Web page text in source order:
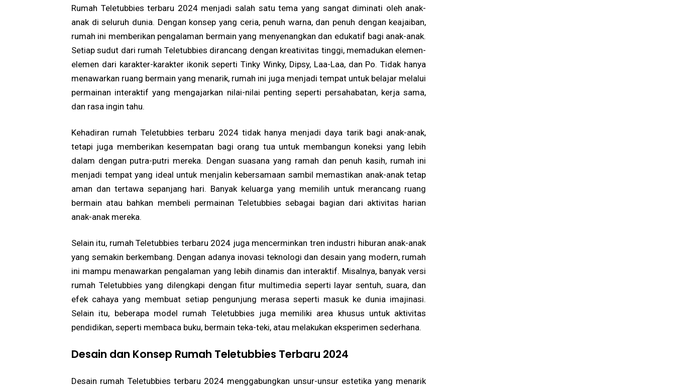
Rumah Teletubbies terbaru 2024 menjadi salah satu tema yang sangat diminati oleh anak-
anak di seluruh dunia. Dengan konsep yang ceria, penuh warna, dan penuh dengan keajaiban,
rumah ini memberikan pengalaman bermain yang menyenangkan dan edukatif bagi anak-anak.
Setiap sudut dari rumah Teletubbies dirancang dengan kreativitas tinggi, memadukan elemen-
elemen dari karakter-karakter ikonik seperti Tinky Winky, Dipsy, Laa-Laa, dan Po. Tidak hanya
menawarkan ruang bermain yang menarik, rumah ini juga menjadi tempat untuk belajar melalui
permainan interaktif yang mengajarkan nilai-nilai penting seperti persahabatan, kerja sama,
dan rasa ingin tahu.
Kehadiran rumah Teletubbies terbaru 2024 tidak hanya menjadi daya tarik bagi anak-anak,
tetapi juga memberikan kesempatan bagi orang tua untuk membangun koneksi yang lebih
dalam dengan putra-putri mereka. Dengan suasana yang ramah dan penuh kasih, rumah ini
menjadi tempat yang ideal untuk menjalin kebersamaan sambil memastikan anak-anak tetap
aman dan tertawa sepanjang hari. Banyak keluarga yang memilih untuk merancang ruang
bermain atau bahkan membeli permainan Teletubbies sebagai bagian dari aktivitas harian
anak-anak mereka.
Selain itu, rumah Teletubbies terbaru 2024 juga mencerminkan tren industri hiburan anak-anak
yang semakin berkembang. Dengan adanya inovasi teknologi dan desain yang modern, rumah
ini mampu menawarkan pengalaman yang lebih dinamis dan interaktif. Misalnya, banyak versi
rumah Teletubbies yang dilengkapi dengan fitur multimedia seperti layar sentuh, suara, dan
efek cahaya yang membuat setiap pengunjung merasa seperti masuk ke dunia imajinasi.
Selain itu, beberapa model rumah Teletubbies juga memiliki area khusus untuk aktivitas
pendidikan, seperti membaca buku, bermain teka-teki, atau melakukan eksperimen sederhana.
Desain dan Konsep Rumah Teletubbies Terbaru 2024
Desain rumah Teletubbies terbaru 2024 menggabungkan unsur-unsur estetika yang menarik